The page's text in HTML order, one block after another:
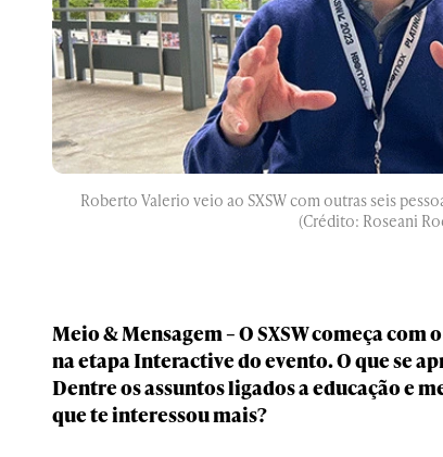
Roberto Valerio veio ao SXSW com outras seis
(Crédito: Roseani
Meio & Mensagem – O SXSW começa com
na etapa Interactive do evento. O que se
Dentre os assuntos ligados a educação e
que te interessou mais?